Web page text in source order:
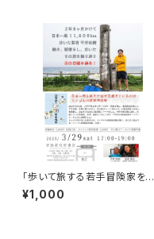
「歩いて旅する若手冒険家を青
田買い！平井佑樹 × 荻田泰永」
録画視聴権
¥1,000